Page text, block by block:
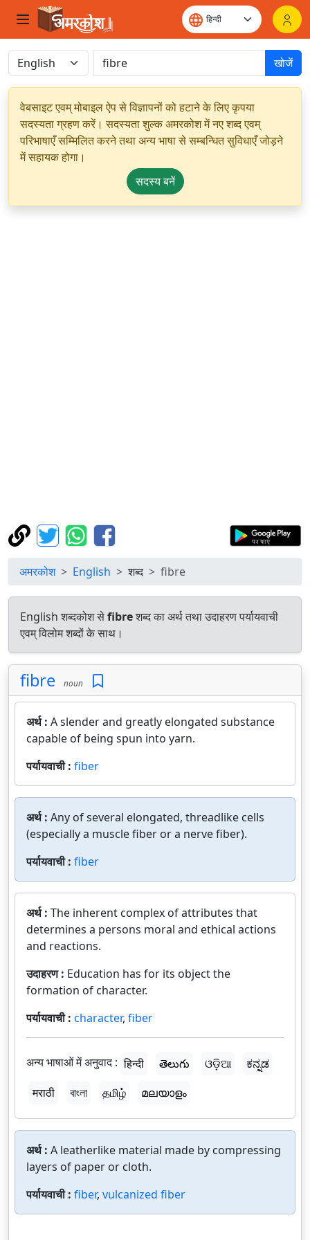
खोजें
वेबसाइट एवम् मोबाइल ऐप से विज्ञापनों को हटाने के लिए कृपया
सदस्यता ग्रहण करें। सदस्यता शुल्क अमरकोश में नए शब्द एवम्
परिभाषाएँ सम्मिलित करने तथा अन्य भाषा से सम्बन्धित सुविधाएँ जोड़ने
में सहायक होगा।
सदस्य बनें
अमरकोश English शब्द fibre
English शब्दकोश सेfibreशब्द का अर्थ तथा उदाहरण पर्यायवाची
एवम् विलोम शब्दों के साथ।
fibre noun
अर्थ : A slender and greatly elongated substance
capable of being spun into yarn.
पर्यायवाची : fiber
अर्थ : Any of several elongated, threadlike cells
(especially a muscle fiber or a nerve fiber).
पर्यायवाची : fiber
अर्थ : The inherent complex of attributes that
determines a persons moral and ethical actions
and reactions.
उदाहरण : Education has for its object the
formation of character.
पर्यायवाची : character, fiber
अन्य भाषाओं में अनुवाद : हिन्दी తెలుగు ଓଡ଼ିଆ
ಕನ್ನಡ
मराठी
বাংলা தமிழ் മലയാളം
अर्थ : A leatherlike material made by compressing
layers of paper or cloth.
पर्यायवाची : fiber, vulcanized fiber